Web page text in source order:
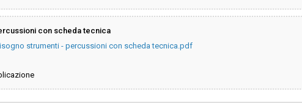
con scheda tecnica
strumenti - percussioni con scheda tecnica.pdf